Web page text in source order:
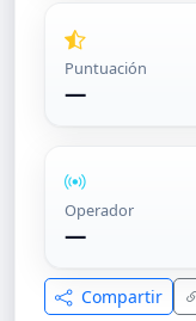
Puntuación
—
Operador
—
Compartir